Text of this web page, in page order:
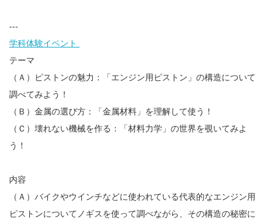
---
学科体験イベント
テーマ
（Ａ）ピストンの魅力：「エンジン用ピストン」の構造について
調べてみよう！
（Ｂ）金属の選び方：「金属材料」を理解して使う！
（Ｃ）壊れない機械を作る：「材料力学」の世界を覗いてみよ
う！
内容
（Ａ）バイクやウインチなどに使われている代表的なエンジン用
ピストンについてノギスを使って調べながら、その構造の秘密に